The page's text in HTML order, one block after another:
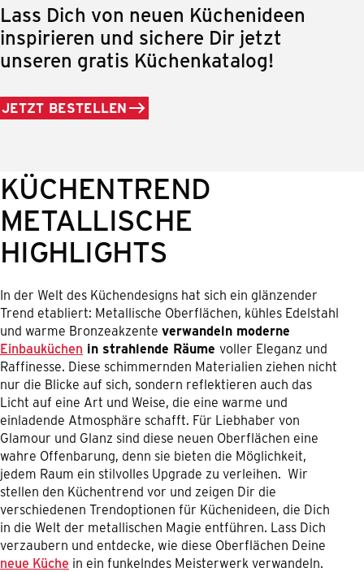
Lass Dich von neuen Küchenideen
inspirieren und sichere Dir jetzt
unseren gratis Küchenkatalog!
JETZT BESTELLEN
KÜCHENTREND
METALLISCHE
HIGHLIGHTS
In der Welt des Küchendesigns hat sich ein glänzender
Trend etabliert: Metallische Oberflächen, kühles Edelstahl
und warme Bronzeakzente verwandeln moderne
Einbauküchen in strahlende Räume voller Eleganz und
Raffinesse. Diese schimmernden Materialien ziehen nicht
nur die Blicke auf sich, sondern reflektieren auch das
Licht auf eine Art und Weise, die eine warme und
einladende Atmosphäre schafft. Für Liebhaber von
Glamour und Glanz sind diese neuen Oberflächen eine
wahre Offenbarung, denn sie bieten die Möglichkeit,
jedem Raum ein stilvolles Upgrade zu verleihen. Wir
stellen den Küchentrend vor und zeigen Dir die
verschiedenen Trendoptionen für Küchenideen, die Dich
in die Welt der metallischen Magie entführen. Lass Dich
verzaubern und entdecke, wie diese Oberflächen Deine
neue Küche in ein funkelndes Meisterwerk verwandeln.